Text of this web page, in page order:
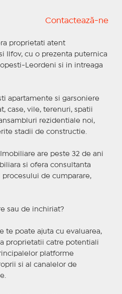
Contactează-ne
proprietati atent
Ilfov, cu o prezenta puternica
Leordeni si in intreaga
apartamente si garsoniere
case, vile, terenuri, spatii
rezidentiale noi,
stadii de constructie.
Imobiliare are peste 32 de ani
si ofera consultanta
de cumparare,
sau de inchiriat?
te poate ajuta cu evaluarea,
proprietatii catre potentiali
platforme
si al canalelor de